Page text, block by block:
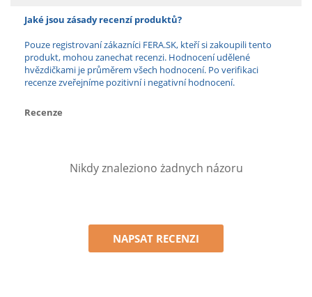
Jaké jsou zásady recenzí produktů?
Pouze registrovaní zákazníci FERA.SK, kteří si zakoupili tento
produkt, mohou zanechat recenzi. Hodnocení udělené
hvězdičkami je průměrem všech hodnocení. Po verifikaci
recenze zveřejníme pozitivní i negativní hodnocení.
Recenze
Nikdy znaleziono żadnych názoru
NAPSAT RECENZI